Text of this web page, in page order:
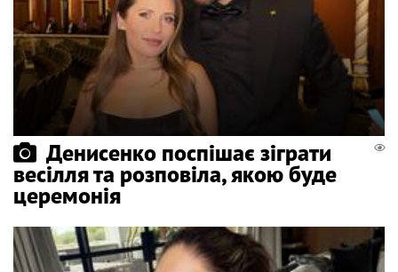
Денисенко поспішає зіграти
весілля та розповіла, якою буде
церемонія